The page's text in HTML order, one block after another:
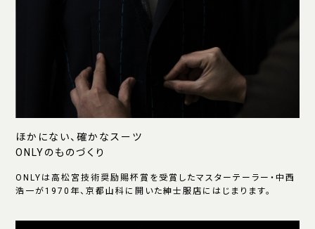
ほかにない、確かなスーツ
ONLYのものづくり
ONLYは高松宮技術奨励賜杯賞を受賞したマスターテーラー・中西
浩一が1970年、京都山科に開いた紳士服店にはじまります。